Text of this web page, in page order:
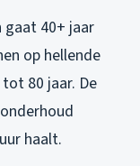
gaat 40+ jaar
op hellende
80 jaar. De
haalt.